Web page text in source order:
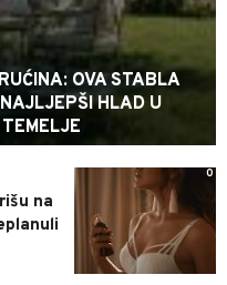
OVA STABLA
HLAD U
0
na